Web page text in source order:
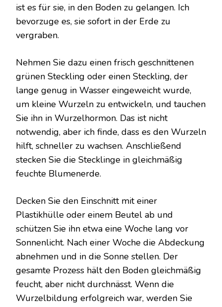
ist es für sie, in den Boden zu gelangen. Ich
bevorzuge es, sie sofort in der Erde zu
vergraben.
Nehmen Sie dazu einen frisch geschnittenen
grünen Steckling oder einen Steckling, der
lange genug in Wasser eingeweicht wurde,
um kleine Wurzeln zu entwickeln, und tauchen
Sie ihn in Wurzelhormon. Das ist nicht
notwendig, aber ich finde, dass es den Wurzeln
hilft, schneller zu wachsen. Anschließend
stecken Sie die Stecklinge in gleichmäßig
feuchte Blumenerde.
Decken Sie den Einschnitt mit einer
Plastikhülle oder einem Beutel ab und
schützen Sie ihn etwa eine Woche lang vor
Sonnenlicht. Nach einer Woche die Abdeckung
abnehmen und in die Sonne stellen. Der
gesamte Prozess hält den Boden gleichmäßig
feucht, aber nicht durchnässt. Wenn die
Wurzelbildung erfolgreich war, werden Sie